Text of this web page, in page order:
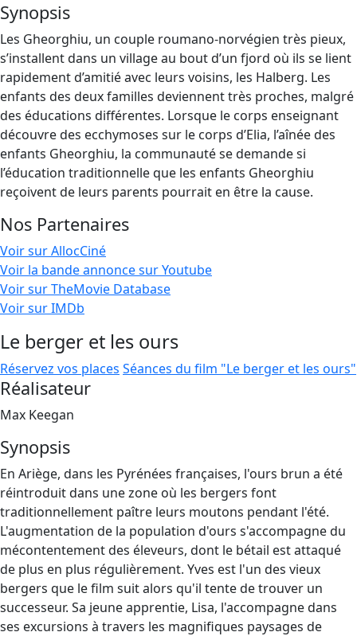
Synopsis
Les Gheorghiu, un couple roumano-norvégien très pieux,
s’installent dans un village au bout d’un fjord où ils se lient
rapidement d’amitié avec leurs voisins, les Halberg. Les
enfants des deux familles deviennent très proches, malgré
des éducations différentes. Lorsque le corps enseignant
découvre des ecchymoses sur le corps d’Elia, l’aînée des
enfants Gheorghiu, la communauté se demande si
l’éducation traditionnelle que les enfants Gheorghiu
reçoivent de leurs parents pourrait en être la cause.
Nos Partenaires
Voir sur AllocCiné
Voir la bande annonce sur Youtube
Voir sur TheMovie Database
Voir sur IMDb
Le berger et les ours
Réservez vos places Séances du film "Le berger et les ours"
Réalisateur
Max Keegan
Synopsis
En Ariège, dans les Pyrénées françaises, l'ours brun a été
réintroduit dans une zone où les bergers font
traditionnellement paître leurs moutons pendant l'été.
L'augmentation de la population d'ours s'accompagne du
mécontentement des éleveurs, dont le bétail est attaqué
de plus en plus régulièrement. Yves est l'un des vieux
bergers que le film suit alors qu'il tente de trouver un
successeur. Sa jeune apprentie, Lisa, l'accompagne dans
ses excursions à travers les magnifiques paysages de